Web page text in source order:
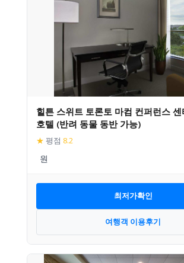
힐튼 스위트 토론토 마컴 컨퍼런스
호텔 (반려 동물 동반 가능)
★ 평점 8.2
최저가확인
여행객 이용후기